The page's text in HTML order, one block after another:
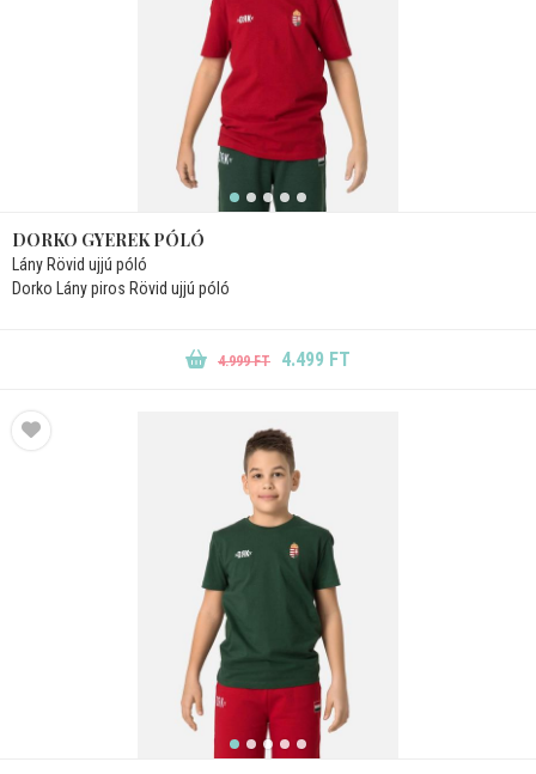
DORKO GYEREK PÓLÓ
Lány Rövid ujjú póló
Dorko Lány piros Rövid ujjú póló
4.999 FT 4.499 FT